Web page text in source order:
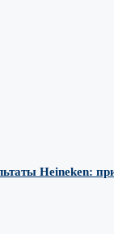
Heineken: